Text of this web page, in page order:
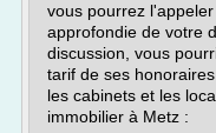
vous pourrez
approfondie de votre
discussion, vous
tarif de ses
les cabinets et les
immobilier à Metz :